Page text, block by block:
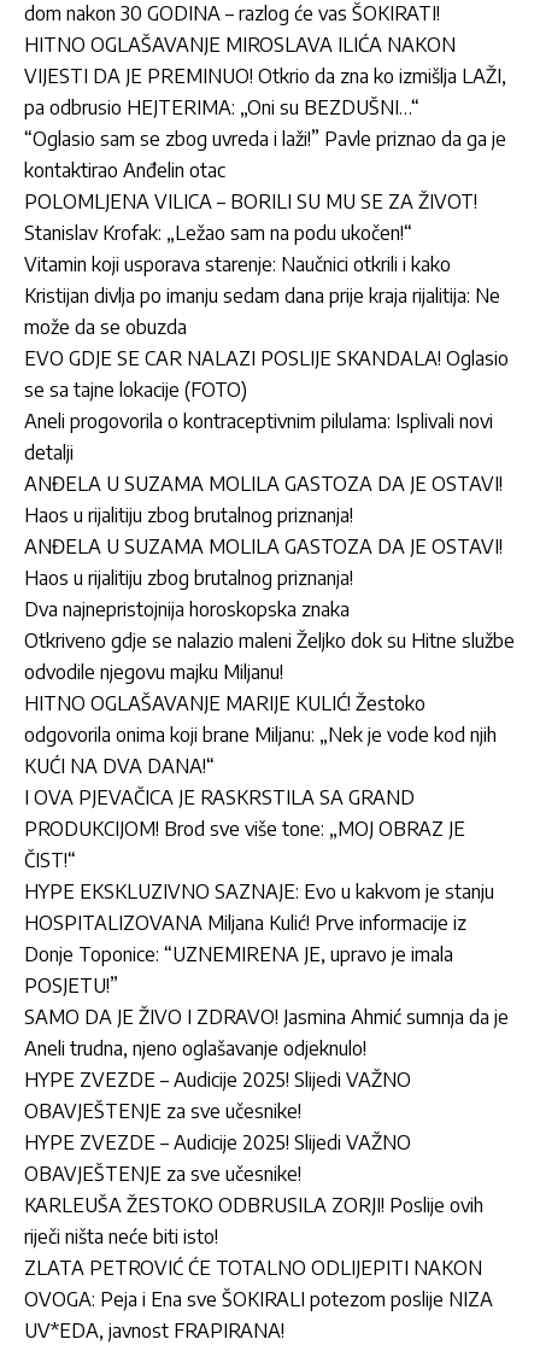
dom nakon 30 GODINA – razlog će vas ŠOKIRATI!
HITNO OGLAŠAVANJE MIROSLAVA ILIĆA NAKON
VIJESTI DA JE PREMINUO! Otkrio da zna ko izmišlja LAŽI,
pa odbrusio HEJTERIMA: „Oni su BEZDUŠNI…“
“Oglasio sam se zbog uvreda i laži!” Pavle priznao da ga je
kontaktirao Anđelin otac
POLOMLJENA VILICA – BORILI SU MU SE ZA ŽIVOT!
Stanislav Krofak: „Ležao sam na podu ukočen!“
Vitamin koji usporava starenje: Naučnici otkrili i kako
Kristijan divlja po imanju sedam dana prije kraja rijalitija: Ne
može da se obuzda
EVO GDJE SE CAR NALAZI POSLIJE SKANDALA! Oglasio
se sa tajne lokacije (FOTO)
Aneli progovorila o kontraceptivnim pilulama: Isplivali novi
detalji
ANĐELA U SUZAMA MOLILA GASTOZA DA JE OSTAVI!
Haos u rijalitiju zbog brutalnog priznanja!
ANĐELA U SUZAMA MOLILA GASTOZA DA JE OSTAVI!
Haos u rijalitiju zbog brutalnog priznanja!
Dva najnepristojnija horoskopska znaka
Otkriveno gdje se nalazio maleni Željko dok su Hitne službe
odvodile njegovu majku Miljanu!
HITNO OGLAŠAVANJE MARIJE KULIĆ! Žestoko
odgovorila onima koji brane Miljanu: „Nek je vode kod njih
KUĆI NA DVA DANA!“
I OVA PJEVAČICA JE RASKRSTILA SA GRAND
PRODUKCIJOM! Brod sve više tone: „MOJ OBRAZ JE
ČIST!“
HYPE EKSKLUZIVNO SAZNAJE: Evo u kakvom je stanju
HOSPITALIZOVANA Miljana Kulić! Prve informacije iz
Donje Toponice: “UZNEMIRENA JE, upravo je imala
POSJETU!”
SAMO DA JE ŽIVO I ZDRAVO! Jasmina Ahmić sumnja da je
Aneli trudna, njeno oglašavanje odjeknulo!
HYPE ZVEZDE – Audicije 2025! Slijedi VAŽNO
OBAVJEŠTENJE za sve učesnike!
HYPE ZVEZDE – Audicije 2025! Slijedi VAŽNO
OBAVJEŠTENJE za sve učesnike!
KARLEUŠA ŽESTOKO ODBRUSILA ZORJI! Poslije ovih
riječi ništa neće biti isto!
ZLATA PETROVIĆ ĆE TOTALNO ODLIJEPITI NAKON
OVOGA: Peja i Ena sve ŠOKIRALI potezom poslije NIZA
UV*EDA, javnost FRAPIRANA!